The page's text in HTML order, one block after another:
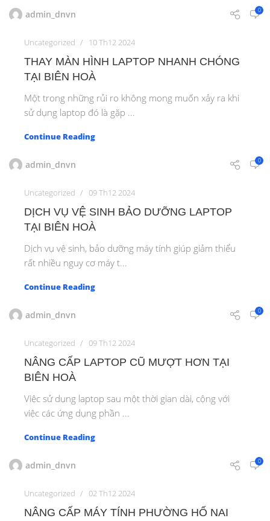
admin_dnvn 0
Uncategorized 10 Th12 2024
THAY MÀN HÌNH LAPTOP NHANH CHÓNG
TẠI BIÊN HOÀ
Một trong những rủi ro không mong muốn xảy ra khi
sử dụng laptop đó là gặp ...
Continue Reading
admin_dnvn 0
Uncategorized 09 Th12 2024
DỊCH VỤ VỆ SINH BẢO DƯỠNG LAPTOP
TẠI BIÊN HOÀ
Dịch vụ vệ sinh, bảo dưỡng máy tính giúp giảm thiểu
rất nhiều nguy cơ máy t...
Continue Reading
admin_dnvn 0
Uncategorized 09 Th12 2024
NÂNG CẤP LAPTOP CŨ MƯỢT HƠN TẠI
BIÊN HOÀ
Việc sử dụng laptop sau một thời gian dài, cộng với
việc các ứng dụng phần ...
Continue Reading
admin_dnvn 0
Uncategorized 02 Th12 2024
NÂNG CẤP MÁY TÍNH PHƯỜNG HỐ NAI